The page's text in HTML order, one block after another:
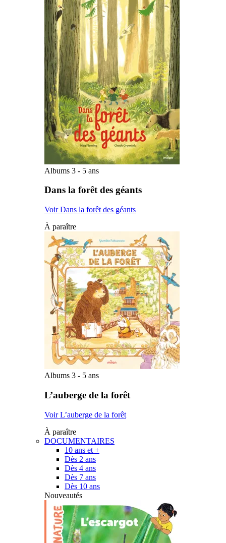
Albums 3 - 5 ans
Dans la forêt des géants
Voir Dans la forêt des géants
À paraître
Albums 3 - 5 ans
L’auberge de la forêt
Voir L’auberge de la forêt
À paraître
DOCUMENTAIRES
10 ans et +
Dès 2 ans
Dès 4 ans
Dès 7 ans
Dès 10 ans
Nouveautés